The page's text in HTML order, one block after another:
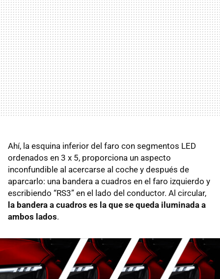
Ahí, la esquina inferior del faro con segmentos LED
ordenados en 3 x 5, proporciona un aspecto
inconfundible al acercarse al coche y después de
aparcarlo: una bandera a cuadros en el faro izquierdo y
escribiendo “RS3” en el lado del conductor. Al circular,
la bandera a cuadros es la que se queda iluminada a
ambos lados.